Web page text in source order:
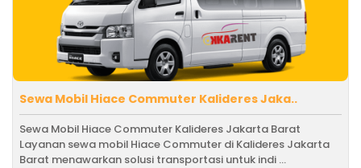
Sewa Mobil Hiace Commuter Kalideres Jaka..
Sewa Mobil Hiace Commuter Kalideres Jakarta Barat
Layanan sewa mobil Hiace Commuter di Kalideres Jakarta
Barat menawarkan solusi transportasi untuk indi ...